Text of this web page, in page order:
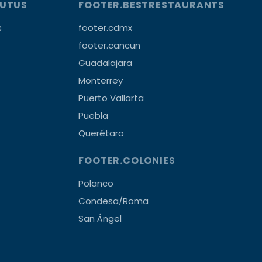
FOOTER.BESTRESTAURANTS
footer.cdmx
footer.cancun
Guadalajara
Monterrey
Puerto Vallarta
Puebla
Querétaro
FOOTER.COLONIES
Polanco
Condesa/Roma
San Ángel